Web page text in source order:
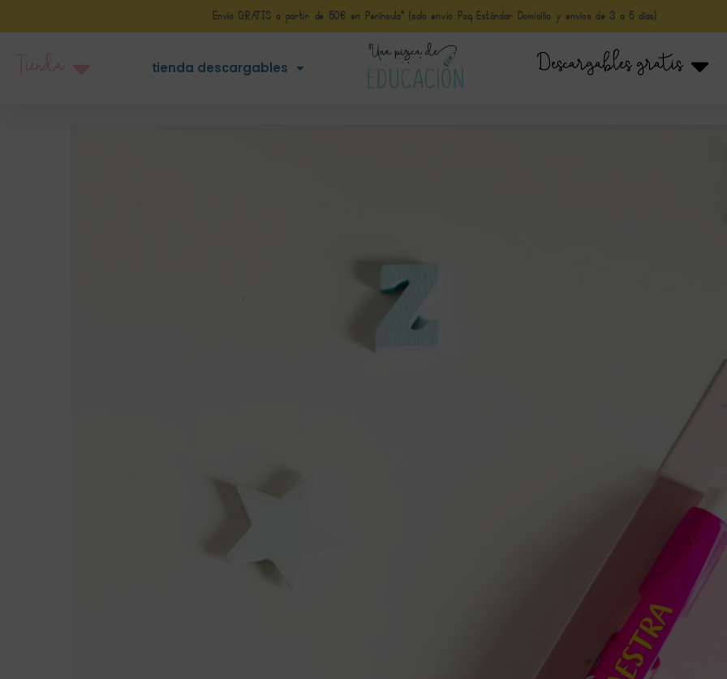
Envío GRATIS a partir de 50€ en Península* (solo envio Paq Estándar Domicilio y envíos de 3 a 5 días)
tienda descargables Descargables gratis